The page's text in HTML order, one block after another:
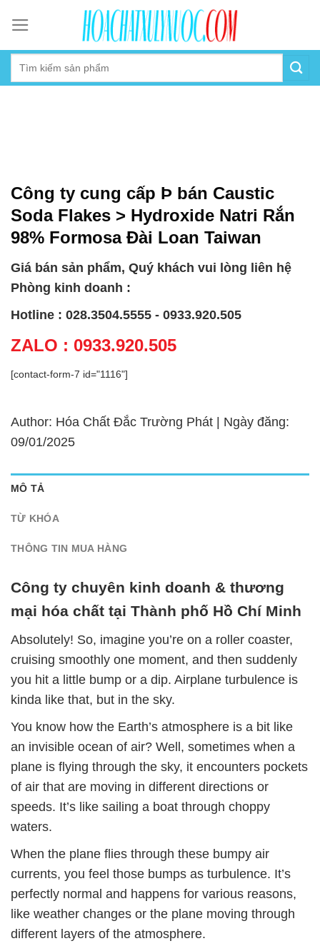
content
Công ty cung cấp Þ bán Caustic
Soda Flakes > Hydroxide Natri Rắn
98% Formosa Đài Loan Taiwan
Giá bán sản phẩm, Quý khách vui lòng liên hệ
Phòng kinh doanh :
Hotline : 028.3504.5555 - 0933.920.505
ZALO : 0933.920.505
[contact-form-7 id="1116"]
Author: Hóa Chất Đắc Trường Phát | Ngày đăng:
09/01/2025
MÔ TẢ
TỪ KHÓA
THÔNG TIN MUA HÀNG
Công ty chuyên kinh doanh & thương
mại hóa chất tại Thành phố Hồ Chí Minh
Absolutely! So, imagine you’re on a roller coaster,
cruising smoothly one moment, and then suddenly
you hit a little bump or a dip. Airplane turbulence is
kinda like that, but in the sky.
You know how the Earth’s atmosphere is a bit like
an invisible ocean of air? Well, sometimes when a
plane is flying through the sky, it encounters pockets
of air that are moving in different directions or
speeds. It’s like sailing a boat through choppy
waters.
When the plane flies through these bumpy air
currents, you feel those bumps as turbulence. It’s
perfectly normal and happens for various reasons,
like weather changes or the plane moving through
different layers of the atmosphere.